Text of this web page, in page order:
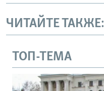
ЧИТАЙТЕ ТАКЖЕ:
ТОП-ТЕМА